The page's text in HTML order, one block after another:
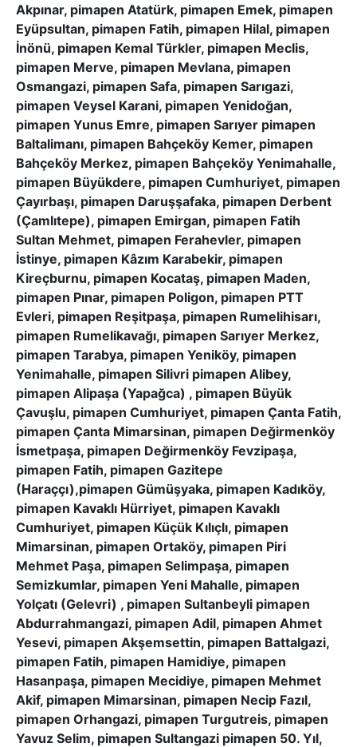
Akpınar, pimapen Atatürk, pimapen Emek, pimapen
Eyüpsultan, pimapen Fatih, pimapen Hilal, pimapen
İnönü, pimapen Kemal Türkler, pimapen Meclis,
pimapen Merve, pimapen Mevlana, pimapen
Osmangazi, pimapen Safa, pimapen Sarıgazi,
pimapen Veysel Karani, pimapen Yenidoğan,
pimapen Yunus Emre, pimapen Sarıyer pimapen
Baltalimanı, pimapen Bahçeköy Kemer, pimapen
Bahçeköy Merkez, pimapen Bahçeköy Yenimahalle,
pimapen Büyükdere, pimapen Cumhuriyet, pimapen
Çayırbaşı, pimapen Daruşşafaka, pimapen Derbent
(Çamlıtepe), pimapen Emirgan, pimapen Fatih
Sultan Mehmet, pimapen Ferahevler, pimapen
İstinye, pimapen Kâzım Karabekir, pimapen
Kireçburnu, pimapen Kocataş, pimapen Maden,
pimapen Pınar, pimapen Poligon, pimapen PTT
Evleri, pimapen Reşitpaşa, pimapen Rumelihisarı,
pimapen Rumelikavağı, pimapen Sarıyer Merkez,
pimapen Tarabya, pimapen Yeniköy, pimapen
Yenimahalle, pimapen Silivri pimapen Alibey,
pimapen Alipaşa (Yapağca) , pimapen Büyük
Çavuşlu, pimapen Cumhuriyet, pimapen Çanta Fatih,
pimapen Çanta Mimarsinan, pimapen Değirmenköy
İsmetpaşa, pimapen Değirmenköy Fevzipaşa,
pimapen Fatih, pimapen Gazitepe
(Haraççı),pimapen Gümüşyaka, pimapen Kadıköy,
pimapen Kavaklı Hürriyet, pimapen Kavaklı
Cumhuriyet, pimapen Küçük Kılıçlı, pimapen
Mimarsinan, pimapen Ortaköy, pimapen Piri
Mehmet Paşa, pimapen Selimpaşa, pimapen
Semizkumlar, pimapen Yeni Mahalle, pimapen
Yolçatı (Gelevri) , pimapen Sultanbeyli pimapen
Abdurrahmangazi, pimapen Adil, pimapen Ahmet
Yesevi, pimapen Akşemsettin, pimapen Battalgazi,
pimapen Fatih, pimapen Hamidiye, pimapen
Hasanpaşa, pimapen Mecidiye, pimapen Mehmet
Akif, pimapen Mimarsinan, pimapen Necip Fazıl,
pimapen Orhangazi, pimapen Turgutreis, pimapen
Yavuz Selim, pimapen Sultangazi pimapen 50. Yıl,